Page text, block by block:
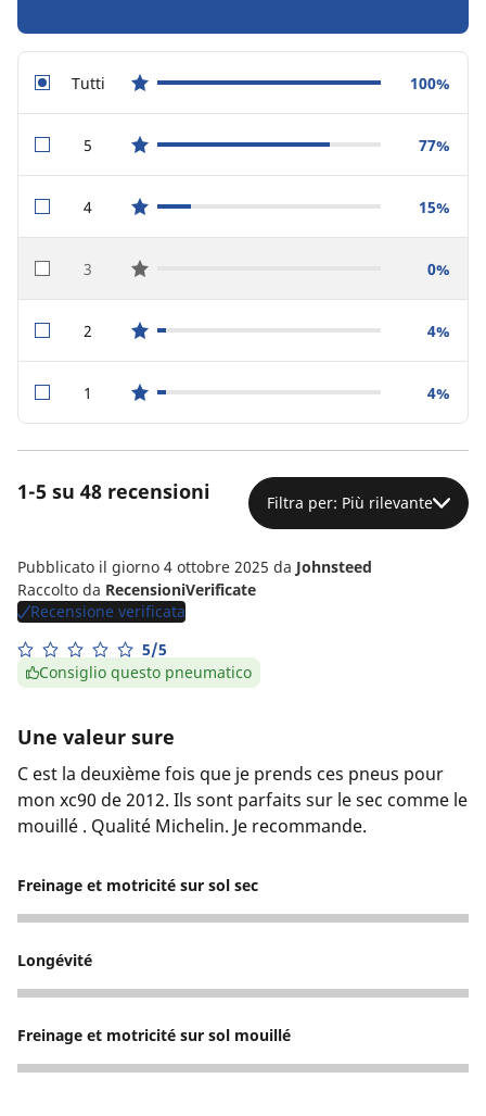
Tuttistar reviews 100%
5star reviews 77%
4star reviews 15%
3star reviews 0%
2star reviews 4%
1star reviews 4%
1-5 su 48 recensioni Filtra per: Più rilevante
Pubblicato il giorno 4 ottobre 2025 da Johnsteed
Raccolto da RecensioniVerificate
Recensione verificata
5/5
Consiglio questo pneumatico
Une valeur sure
C est la deuxième fois que je prends ces pneus pour
mon xc90 de 2012. Ils sont parfaits sur le sec comme le
mouillé . Qualité Michelin. Je recommande.
Freinage et motricité sur sol sec
5
Longévité
5
Freinage et motricité sur sol mouillé
5